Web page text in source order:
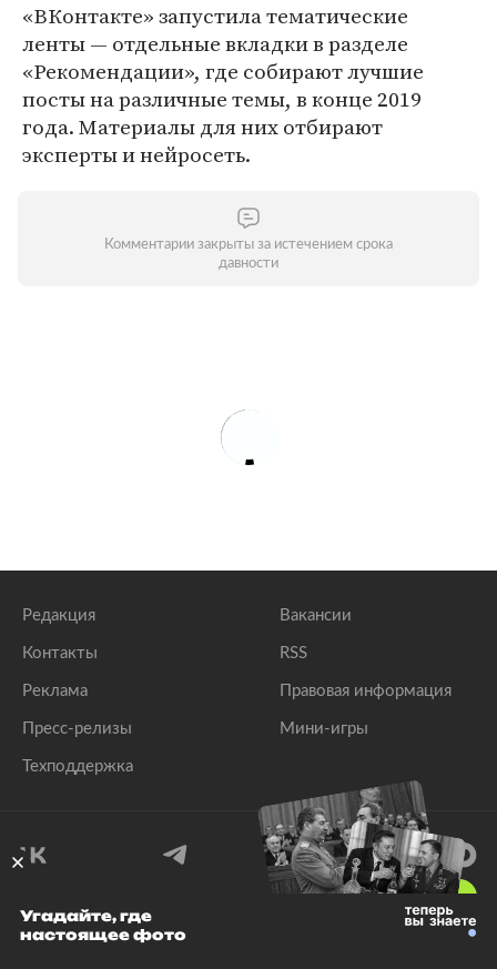
«ВКонтакте» запустила тематические
ленты — отдельные вкладки в разделе
«Рекомендации», где собирают лучшие
посты на различные темы, в конце 2019
года. Материалы для них отбирают
эксперты и нейросеть.
Комментарии закрыты за истечением срока
давности
Редакция
Контакты
Реклама
Пресс-релизы
Техподдержка
Вакансии
RSS
Правовая информация
Мини-игры
© 1999–2026 Все права защищены.
Угадайте, где
настоящее фото